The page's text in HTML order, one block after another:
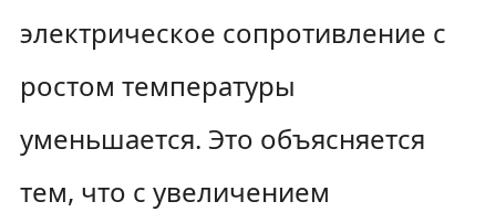
электрическое сопротивление с
ростом температуры
уменьшается. Это объясняется
тем, что с увеличением